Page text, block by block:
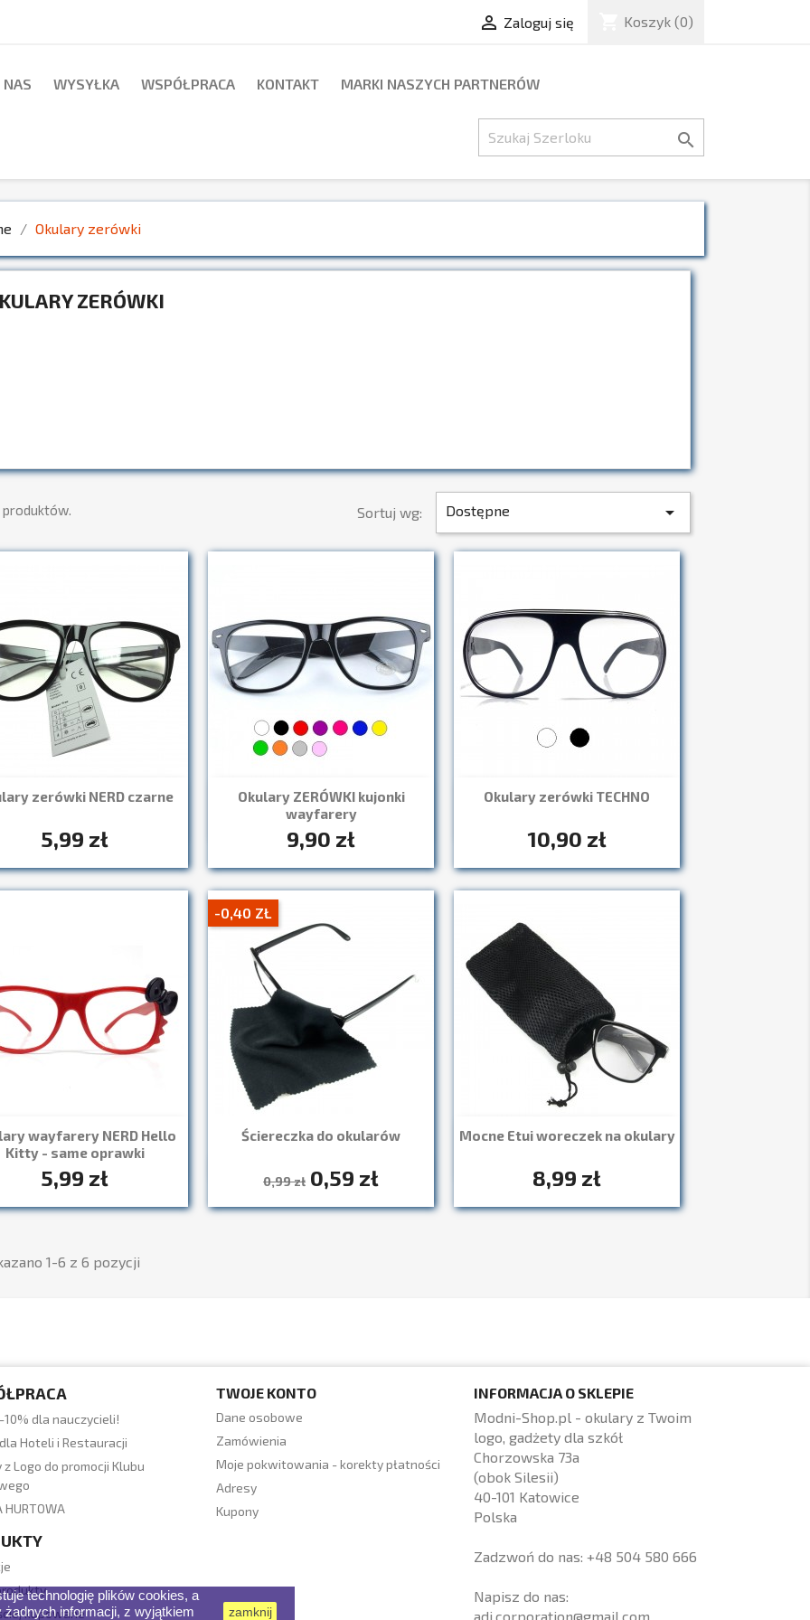
 Zaloguj się Koszyk (0)
NAS WYSYŁKA WSPÓŁPRACA KONTAKT MARKI NASZYCH PARTNERÓW

Okulary zerówki
ZERÓWKI
produktów. Sortuj wg: Dostępne 
zerówki NERD czarne
5,99 zł
Szybki podgląd
Okulary ZERÓWKI kujonki
wayfarery
9,90 zł
Szybki podgląd
Okulary zerówki TECHNO
10,90 zł
Szybki podgląd
wayfarery NERD Hello
Kitty - same oprawki
5,99 zł
Szybki podgląd
Ściereczka do okularów
0,99 zł 0,59 zł
-0,40 ZŁ
Szybki podgląd
Mocne Etui woreczek na okulary
8,99 zł
Szybki podgląd
1-6 z 6 pozycji
10% dla nauczycieli!
Hoteli i Restauracji
z Logo do promocji Klubu
HURTOWA
kupowane
TWOJE KONTO
Dane osobowe
Zamówienia
Moje pokwitowania - korekty płatności
Adresy
Kupony
INFORMACJA O SKLEPIE
Modni-Shop.pl - okulary z Twoim
logo, gadżety dla szkół
Chorzowska 73a
(obok Silesii)
40-101 Katowice
Polska
Zadzwoń do nas: +48 504 580 666
Napisz do nas:
adi.corporation@gmail.com
technologię plików cookies, a
informacji, z wyjątkiem
zamknij